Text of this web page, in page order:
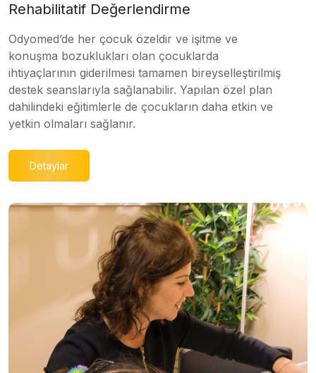
Rehabilitatif Değerlendirme
Odyomed’de her çocuk özeldir ve işitme ve
konuşma bozuklukları olan çocuklarda
ihtiyaçlarının giderilmesi tamamen bireyselleştirilmiş
destek seanslarıyla sağlanabilir. Yapılan özel plan
dahilindeki eğitimlerle de çocukların daha etkin ve
yetkin olmaları sağlanır.
Detaylar